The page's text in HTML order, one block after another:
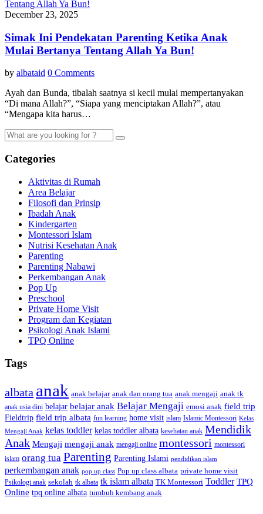
December 23, 2025
Simak Ini Pendekatan Parenting Ketika Anak
Mulai Bertanya Tentang Allah Ya Bun!
by albataid 0 Comments
Ayah dan Bunda, tibalah saatnya si kecil mulai mempertanyakan
“Di mana Allah?”, “Siapa yang menciptakan Allah?”, atau
“Mengapa kita harus…
Categories
Aktivitas di Rumah
Area Belajar
Filosofi dan Prinsip
Ibadah Anak
Kindergarten
Montessori Islam
Nutrisi Kesehatan Anak
Parenting
Parenting Nabawi
Perkembangan Anak
Pop Up
Preschool
Private Home Visit
Program dan Kegiatan
Psikologi Anak Islami
TPQ Online
Tags
albata anak anak belajar anak dan orang tua anak mengaji anak tk
anak usia dini belajar belajar anak Belajar Mengaji emosi anak field trip
Fieldtrip field trip albata fun learning home visit islam Islamic Montessori Kelas
Mengaji Anak kelas toddler kelas toddler albata kesehatan anak Mendidik
Anak Mengaji mengaji anak mengaji online montessori montessori
islam orang tua Parenting Parenting Islami pendidikan islam
perkembangan anak pop up class Pop up class albata private home visit
Psikologi anak sekolah tk albata tk islam albata TK Montessori Toddler TPQ
Online tpq online albata tumbuh kembang anak